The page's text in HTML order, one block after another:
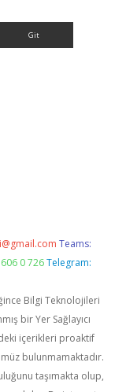
Teams:
0 726 Telegram:
Bilgi Teknolojileri
bir Yer Sağlayıcı
içerikleri proaktif
bulunmamaktadır.
taşımakta olup,